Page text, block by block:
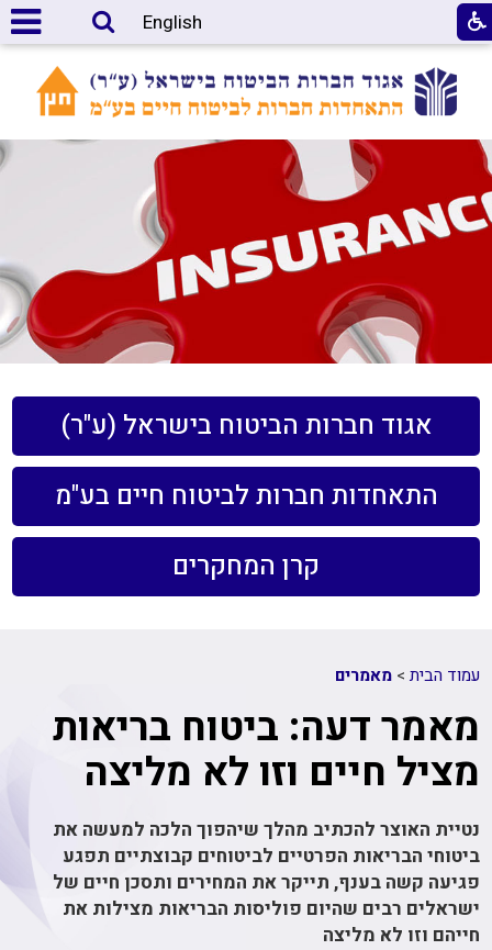
English
אגוד חברות הביטוח בישראל (ע"ר)
התאחדות חברות לביטוח חיים בע"מ
קרן המחקרים
עמוד הבית >מאמרים
מאמר דעה: ביטוח בריאות
מציל חיים וזו לא מליצה
נטיית האוצר להכתיב מהלך שיהפוך הלכה למעשה את
ביטוחי הבריאות הפרטיים לביטוחים קבוצתיים תפגע
פגיעה קשה בענף, תייקר את המחירים ותסכן חיים של
ישראלים רבים שהיום פוליסות הבריאות מצילות את
חייהם וזו לא מליצה